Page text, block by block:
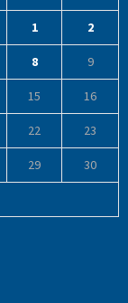
1 2
8 9
15 16
22 23
29 30